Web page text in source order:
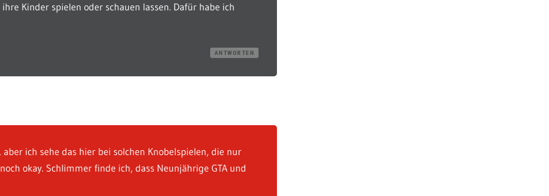
Kinder spielen oder schauen lassen. Dafür habe ich
ANTWORTEN
ich sehe das hier bei solchen Knobelspielen, die nur
okay. Schlimmer finde ich, dass Neunjährige GTA und